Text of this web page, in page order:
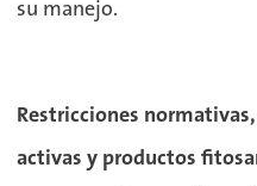
su manejo.
Restricciones
activas y productos